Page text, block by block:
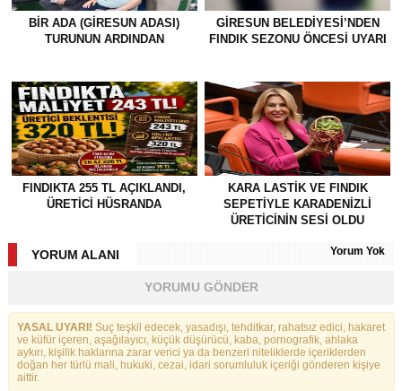
BİR ADA (GİRESUN ADASI)
TURUNUN ARDINDAN
GİRESUN BELEDİYESİ’NDEN
FINDIK SEZONU ÖNCESİ UYARI
FINDIKTA 255 TL AÇIKLANDI,
ÜRETİCİ HÜSRANDA
KARA LASTİK VE FINDIK
SEPETİYLE KARADENİZLİ
ÜRETİCİNİN SESİ OLDU
YORUM ALANI Yorum Yok
YORUMU GÖNDER
YASAL UYARI! Suç teşkil edecek, yasadışı, tehditkar, rahatsız edici, hakaret
ve küfür içeren, aşağılayıcı, küçük düşürücü, kaba, pornografik, ahlaka
aykırı, kişilik haklarına zarar verici ya da benzeri niteliklerde içeriklerden
doğan her türlü mali, hukuki, cezai, idari sorumluluk içeriği gönderen kişiye
aittir.